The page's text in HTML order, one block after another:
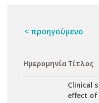
< προηγούμενο
Ημερομηνία Τίτλος
Clinical
effect of